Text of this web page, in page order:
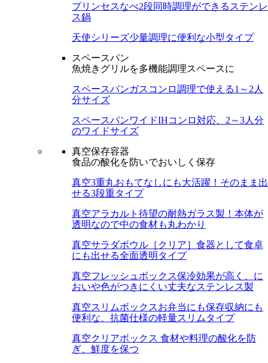
プリンセスなべ2段同時調理ができるステンレ
ス鍋
天使シリーズ少量調理に便利な小型タイプ
スペースパン
魚焼きグリルを多機能調理スペースに
スペースパンガスコンロ調理で使える1～2人
分サイズ
スペースパンワイドIHコンロ対応、2～3人分
のワイドサイズ
真空保存容器
食品の酸化を防いでおいしく保存
真空3重丸おもてなしにも大活躍！そのまま出
せる3段重タイプ
真空アラカルト 待望の耐熱ガラス製！本体が
透明なので中の食材も丸わかり
真空サラダボウル［クリア］ 食器として食卓
にも出せる全面透明タイプ
真空フレッシュボックス保冷効果が高く、に
おいや色がつきにくい丈夫なステンレス製
真空スリムボックスお弁当にも保存収納にも
便利な、抗菌仕様の軽量スリムタイプ
真空クリアボックス 食材や料理の酸化を防
ぎ、鮮度を保つ